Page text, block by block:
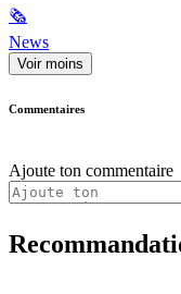
🗞
News
Voir moins
Commentaires
Ajoute ton commentaire